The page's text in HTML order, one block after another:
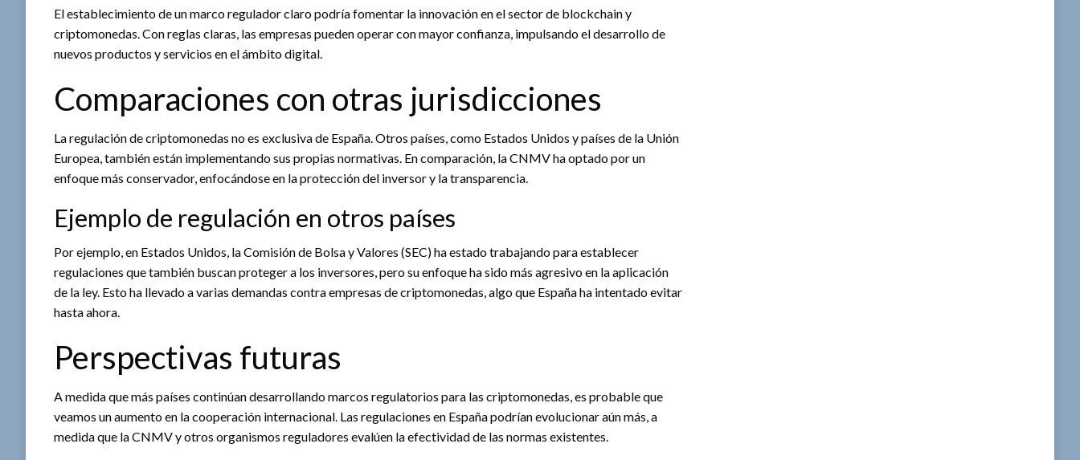
El establecimiento de un marco regulador claro podría fomentar la innovación en el sector de blockchain y
criptomonedas. Con reglas claras, las empresas pueden operar con mayor confianza, impulsando el desarrollo de
nuevos productos y servicios en el ámbito digital.
Comparaciones con otras jurisdicciones
La regulación de criptomonedas no es exclusiva de España. Otros países, como Estados Unidos y países de la Unión
Europea, también están implementando sus propias normativas. En comparación, la CNMV ha optado por un
enfoque más conservador, enfocándose en la protección del inversor y la transparencia.
Ejemplo de regulación en otros países
Por ejemplo, en Estados Unidos, la Comisión de Bolsa y Valores (SEC) ha estado trabajando para establecer
regulaciones que también buscan proteger a los inversores, pero su enfoque ha sido más agresivo en la aplicación
de la ley. Esto ha llevado a varias demandas contra empresas de criptomonedas, algo que España ha intentado evitar
hasta ahora.
Perspectivas futuras
A medida que más países continúan desarrollando marcos regulatorios para las criptomonedas, es probable que
veamos un aumento en la cooperación internacional. Las regulaciones en España podrían evolucionar aún más, a
medida que la CNMV y otros organismos reguladores evalúen la efectividad de las normas existentes.